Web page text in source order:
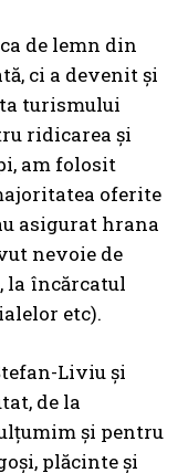
de lemn din
ci a devenit și
turismului
ridicarea și
am folosit
oferite
asigurat hrana
nevoie de
la încărcatul
etc).
Liviu și
de la
și pentru
plăcinte și